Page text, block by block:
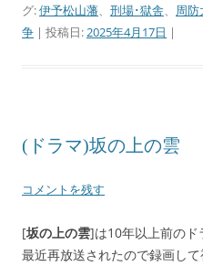
グ:伊予松山藩、 刑場･獄舎、 周防
争 | 投稿日:2025年4月17日 |
(ドラマ)坂の上の雲
コメントを残す
[坂の上の雲]は10年以上前のド
最近再放送されたので録画して